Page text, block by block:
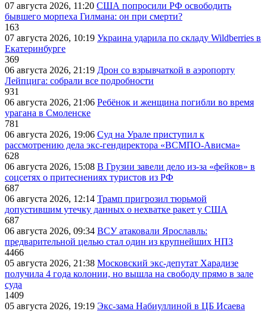
07 августа 2026, 11:20 США попросили РФ освободить
бывшего морпеха Гилмана: он при смерти?
163
07 августа 2026, 10:19 Украина ударила по складу Wildberries в
Екатеринбурге
369
06 августа 2026, 21:19 Дрон со взрывчаткой в аэропорту
Лейпцига: собрали все подробности
931
06 августа 2026, 21:06 Ребёнок и женщина погибли во время
урагана в Смоленске
781
06 августа 2026, 19:06 Суд на Урале приступил к
рассмотрению дела экс-гендиректора «ВСМПО-Ависма»
628
06 августа 2026, 15:08 В Грузии завели дело из-за «фейков» в
соцсетях о притеснениях туристов из РФ
687
06 августа 2026, 12:14 Трамп пригрозил тюрьмой
допустившим утечку данных о нехватке ракет у США
687
06 августа 2026, 09:34 ВСУ атаковали Ярославль:
предварительной целью стал один из крупнейших НПЗ
4466
05 августа 2026, 21:38 Московский экс-депутат Харадизе
получила 4 года колонии, но вышла на свободу прямо в зале
суда
1409
05 августа 2026, 19:19 Экс-зама Набиуллиной в ЦБ Исаева